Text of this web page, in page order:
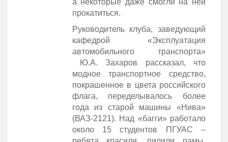
прокатиться.
Руководитель клуба, заведующий
кафедрой «Эксплуатация
автомобильного транспорта»
Ю.А. Захаров рассказал, что
модное транспортное средство,
покрашенное в цвета российского
флага, переделывалось более
года из старой машины «Нива»
(ВАЗ-2121). Над «багги» работало
около 15 студентов ПГУАС –